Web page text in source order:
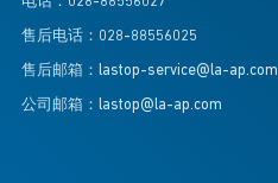
售后电话：028-88556025
售后邮箱：lastop-service@la-ap.com
公司邮箱：lastop@la-ap.com